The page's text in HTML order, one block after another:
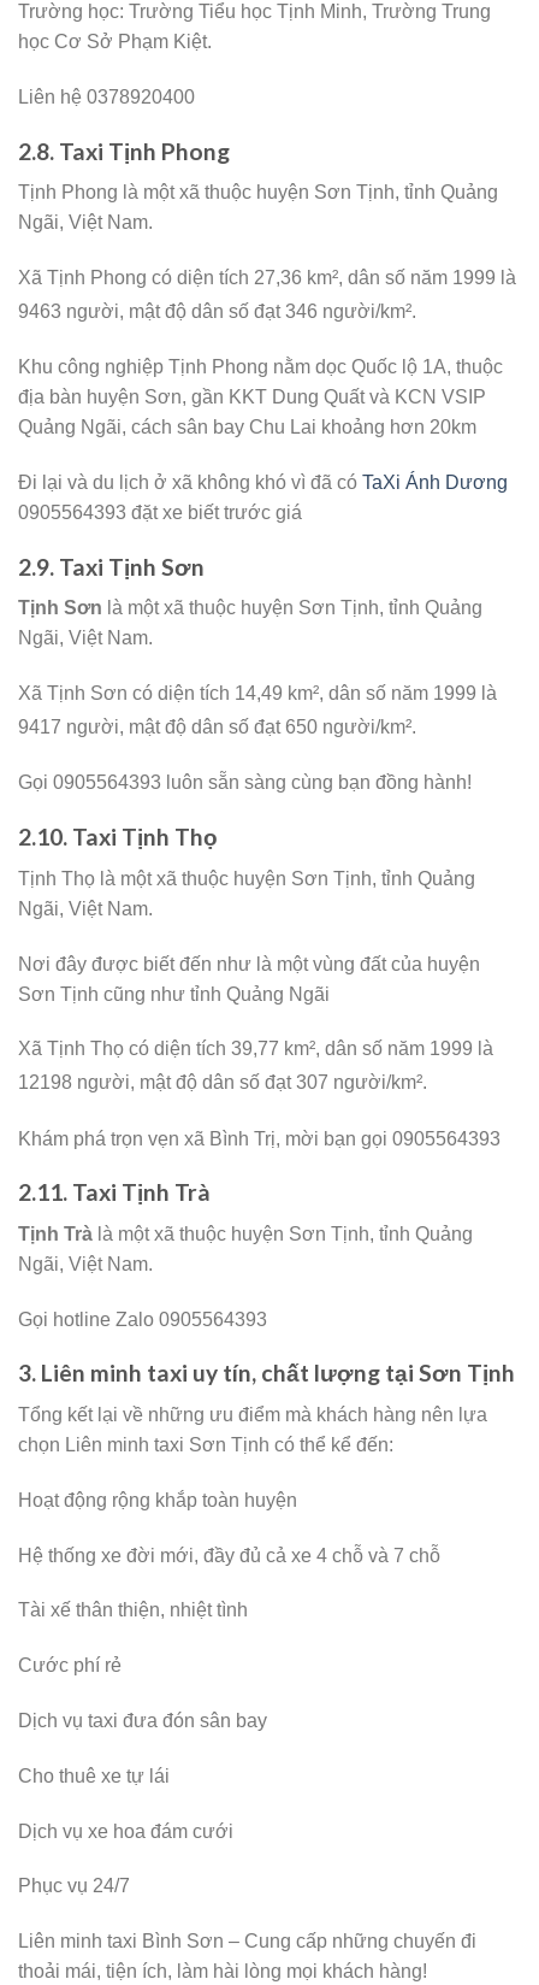
Trường học: Trường Tiểu học Tịnh Minh, Trường Trung
học Cơ Sở Phạm Kiệt.
Liên hệ 0378920400
2.8. Taxi Tịnh Phong
Tịnh Phong là một xã thuộc huyện Sơn Tịnh, tỉnh Quảng
Ngãi, Việt Nam.
Xã Tịnh Phong có diện tích 27,36 km², dân số năm 1999 là
9463 người, mật độ dân số đạt 346 người/km².
Khu công nghiệp Tịnh Phong nằm dọc Quốc lộ 1A, thuộc
địa bàn huyện Sơn, gần KKT Dung Quất và KCN VSIP
Quảng Ngãi, cách sân bay Chu Lai khoảng hơn 20km
Đi lại và du lịch ở xã không khó vì đã có TaXi Ánh Dương
0905564393 đặt xe biết trước giá
2.9. Taxi Tịnh Sơn
Tịnh Sơn là một xã thuộc huyện Sơn Tịnh, tỉnh Quảng
Ngãi, Việt Nam.
Xã Tịnh Sơn có diện tích 14,49 km², dân số năm 1999 là
9417 người, mật độ dân số đạt 650 người/km².
Gọi 0905564393 luôn sẵn sàng cùng bạn đồng hành!
2.10. Taxi Tịnh Thọ
Tịnh Thọ là một xã thuộc huyện Sơn Tịnh, tỉnh Quảng
Ngãi, Việt Nam.
Nơi đây được biết đến như là một vùng đất của huyện
Sơn Tịnh cũng như tỉnh Quảng Ngãi
Xã Tịnh Thọ có diện tích 39,77 km², dân số năm 1999 là
12198 người, mật độ dân số đạt 307 người/km².
Khám phá trọn vẹn xã Bình Trị, mời bạn gọi 0905564393
2.11. Taxi Tịnh Trà
Tịnh Trà là một xã thuộc huyện Sơn Tịnh, tỉnh Quảng
Ngãi, Việt Nam.
Gọi hotline Zalo 0905564393
3. Liên minh taxi uy tín, chất lượng tại Sơn Tịnh
Tổng kết lại về những ưu điểm mà khách hàng nên lựa
chọn Liên minh taxi Sơn Tịnh có thể kể đến:
Hoạt động rộng khắp toàn huyện
Hệ thống xe đời mới, đầy đủ cả xe 4 chỗ và 7 chỗ
Tài xế thân thiện, nhiệt tình
Cước phí rẻ
Dịch vụ taxi đưa đón sân bay
Cho thuê xe tự lái
Dịch vụ xe hoa đám cưới
Phục vụ 24/7
Liên minh taxi Bình Sơn – Cung cấp những chuyến đi
thoải mái, tiện ích, làm hài lòng mọi khách hàng!